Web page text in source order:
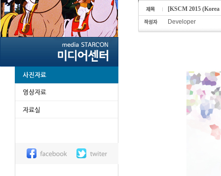
[KSCM 2015
Developer